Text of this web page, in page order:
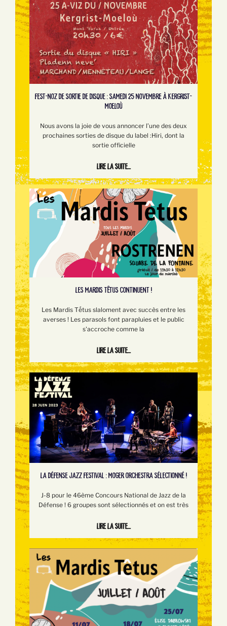
FEST-NOZ DE SORTIE DE DISQUE : SAMEDI 25 NOVEMBRE À KERGRIST-
MOELOÙ
Nous avons la joie de vous annoncer l’une des deux
prochaines sorties de disque du label :Hiri, dont la
sortie officielle
Lire la suite...
LES MARDIS TÊTUS CONTINUENT !
Les Mardis Tếtus slaloment avec succès entre les
averses ! Les parasols font parapluies et le public
s'accroche comme la
Lire la suite...
LA DÉFENSE JAZZ FESTIVAL : MOGER ORCHESTRA SÉLECTIONNÉ !
J-8 pour le 46ème Concours National de Jazz de la
Défense ! 6 groupes sont sélectionnés et on est très
Lire la suite...